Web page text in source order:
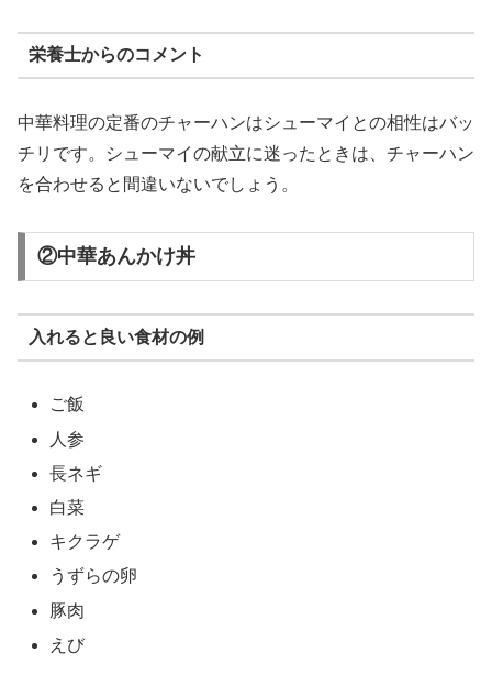
栄養士からのコメント
中華料理の定番のチャーハンはシューマイとの相性はバッ
チリです。シューマイの献立に迷ったときは、チャーハン
を合わせると間違いないでしょう。
②中華あんかけ丼
入れると良い食材の例
ご飯
人参
長ネギ
白菜
キクラゲ
うずらの卵
豚肉
えび